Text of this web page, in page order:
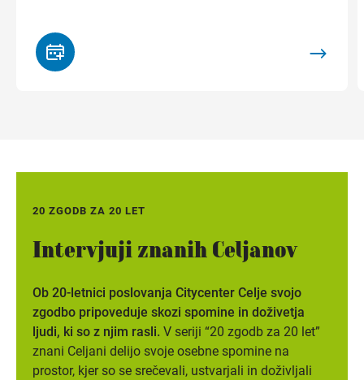
20 ZGODB ZA 20 LET
Intervjuji znanih Celjanov
Ob 20-letnici poslovanja Citycenter Celje svojo
zgodbo pripoveduje skozi spomine in doživetja
ljudi, ki so z njim rasli. V seriji “20 zgodb za 20 let”
znani Celjani delijo svoje osebne spomine na
prostor, kjer so se srečevali, ustvarjali in doživljali